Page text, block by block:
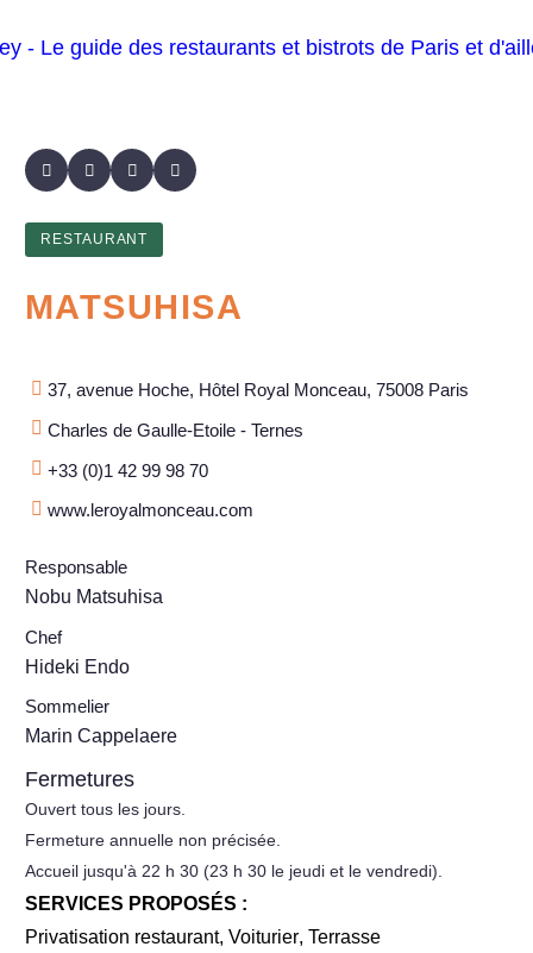
RESTAURANT
MATSUHISA
37, avenue Hoche, Hôtel Royal Monceau, 75008 Paris
Charles de Gaulle-Etoile - Ternes
+33 (0)1 42 99 98 70
www.leroyalmonceau.com
Responsable
Nobu Matsuhisa
Chef
Hideki Endo
Sommelier
Marin Cappelaere
Fermetures
Ouvert tous les jours.
Fermeture annuelle non précisée.
Accueil jusqu'à 22 h 30 (23 h 30 le jeudi et le vendredi).
SERVICES PROPOSÉS :
Privatisation restaurant, Voiturier, Terrasse